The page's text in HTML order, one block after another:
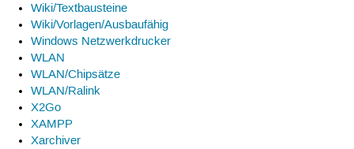
Wiki/Textbausteine
Wiki/Vorlagen/Ausbaufähig
Windows Netzwerkdrucker
WLAN
WLAN/Chipsätze
WLAN/Ralink
X2Go
XAMPP
Xarchiver